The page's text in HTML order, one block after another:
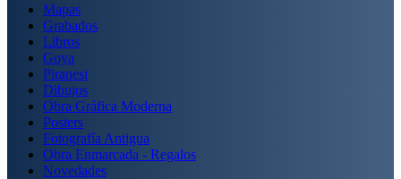
Mapas
Grabados
Libros
Goya
Piranesi
Dibujos
Obra Gráfica Moderna
Posters
Fotografía Antigua
Obra Enmarcada - Regalos
Novedades